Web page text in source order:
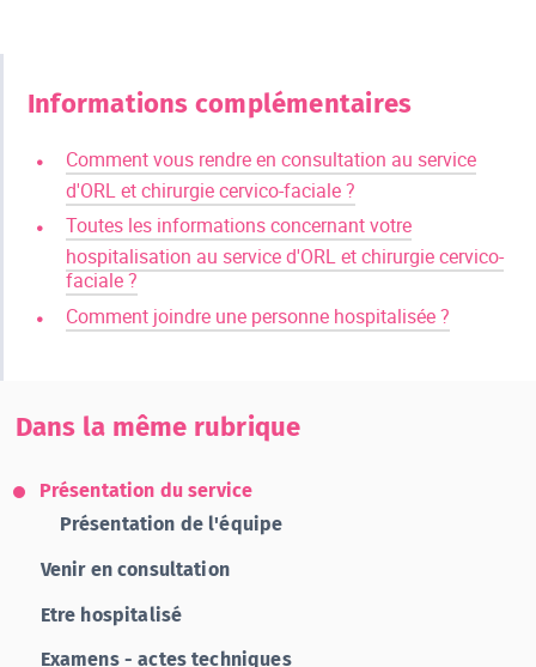
Informations complémentaires
Comment vous rendre en consultation au service
d'ORL et chirurgie cervico-faciale ?
Toutes les informations concernant votre
hospitalisation au service d'ORL et chirurgie cervico-
faciale ?
Comment joindre une personne hospitalisée ?
Dans la même rubrique
Présentation du service
Présentation de l'équipe
Venir en consultation
Etre hospitalisé
Examens - actes techniques